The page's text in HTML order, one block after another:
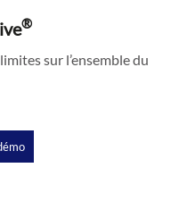
®
sur l’ensemble du